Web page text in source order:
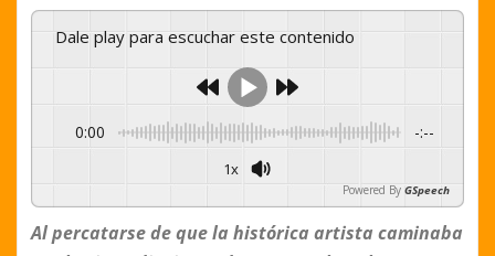
Dale play para escuchar este contenido
0:00 -:--
1x
Powered By GSpeech
Al percatarse de que la histórica artista caminaba